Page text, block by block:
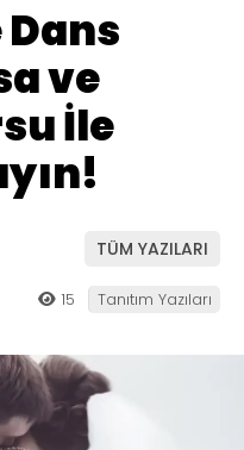
Dans
ve
İle
TÜM YAZILARI
15 Tanıtım Yazıları